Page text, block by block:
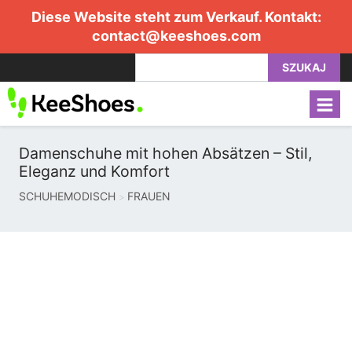
Diese Website steht zum Verkauf. Kontakt:
contact@keeshoes.com
SZUKAJ
Damenschuhe mit hohen Absätzen – Stil,
Eleganz und Komfort
SCHUHEMODISCH FRAUEN